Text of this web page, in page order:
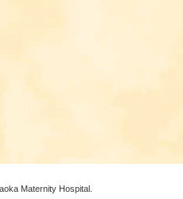
Maternity Hospital.